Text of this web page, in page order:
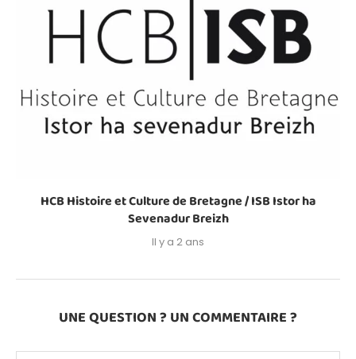
HCB Histoire et Culture de Bretagne / ISB Istor ha
Sevenadur Breizh
Il y a 2 ans
UNE QUESTION ? UN COMMENTAIRE ?